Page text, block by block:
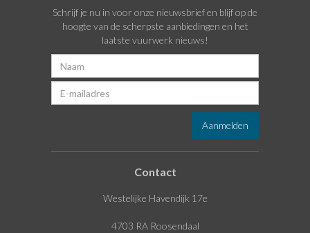
Schrijf je nu in voor onze nieuwsbrief en blijf op de
hoogte van de scherpste aanbiedingen en het
laatste vuurwerk nieuws!
Contact
Westelijke Havendijk 17e
4703 RA Roosendaal